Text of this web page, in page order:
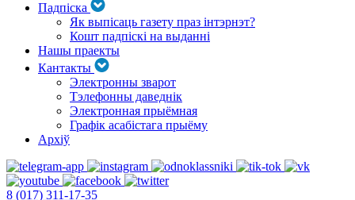
Падпіска
Як выпісаць газету праз інтэрнэт?
Кошт падпіскі на выданні
Нашы праекты
Кантакты
Электронны зварот
Тэлефонны даведнік
Электронная прыёмная
Графік асабістага прыёму
Архіў
8 (017) 311-17-35